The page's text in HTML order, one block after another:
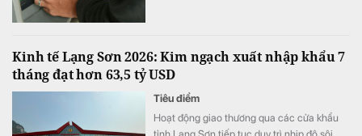
dụng dịch vụ này của thẻ tín dụng, người
dùng cần lưu ý một số điều.
Kinh tế Lạng Sơn 2026: Kim ngạch xuất nhập khẩu 7
tháng đạt hơn 63,5 tỷ USD
Tiêu điểm
Hoạt động giao thương qua các cửa khẩu